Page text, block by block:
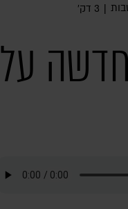
| 3 דק׳
חדשה על